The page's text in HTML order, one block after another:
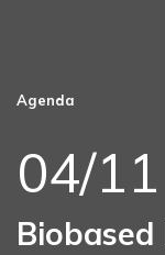
Agenda
04/11